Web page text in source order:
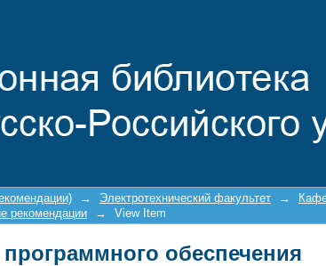
→ Электротехнический факультет →
рекомендации → View Item
обеспечения